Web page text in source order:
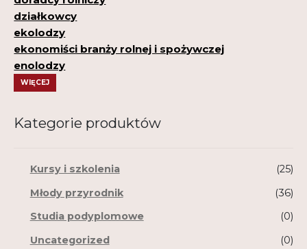
działkowcy
ekolodzy
ekonomiści branży rolnej i spożywczej
enolodzy
WIĘCEJ
Kategorie produktów
Kursy i szkolenia
(25)
Młody przyrodnik
(36)
Studia podyplomowe
(0)
Uncategorized
(0)